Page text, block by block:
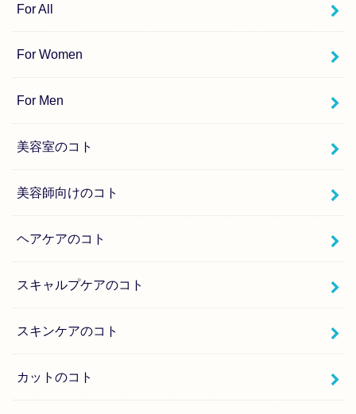
For All
For Women
For Men
美容室のコト
美容師向けのコト
ヘアケアのコト
スキャルプケアのコト
スキンケアのコト
カットのコト